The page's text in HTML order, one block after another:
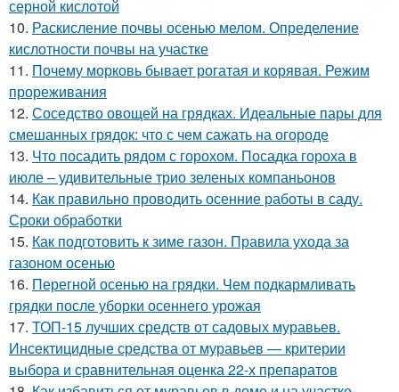
серной кислотой
10. Раскисление почвы осенью мелом. Определение
кислотности почвы на участке
11. Почему морковь бывает рогатая и корявая. Режим
прореживания
12. Соседство овощей на грядках. Идеальные пары для
смешанных грядок: что с чем сажать на огороде
13. Что посадить рядом с горохом. Посадка гороха в
июле – удивительные трио зеленых компаньонов
14. Как правильно проводить осенние работы в саду.
Сроки обработки
15. Как подготовить к зиме газон. Правила ухода за
газоном осенью
16. Перегной осенью на грядки. Чем подкармливать
грядки после уборки осеннего урожая
17. ТОП-15 лучших средств от садовых муравьев.
Инсектицидные средства от муравьев — критерии
выбора и сравнительная оценка 22-х препаратов